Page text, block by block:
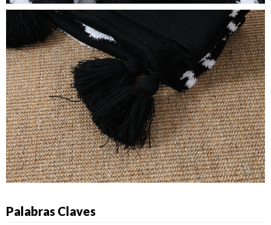
Palabras Claves